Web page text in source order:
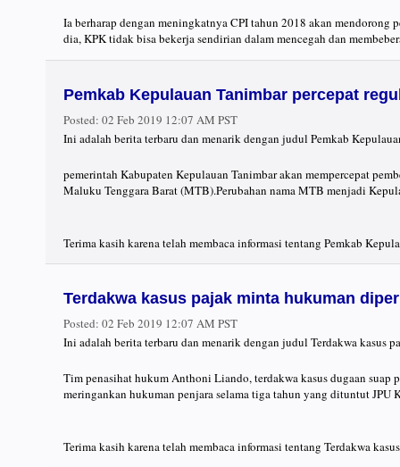
Ia berharap dengan meningkatnya CPI tahun 2018 akan
dia, KPK tidak bisa bekerja sendirian dalam mencegah dan
Pemkab Kepulauan Tanimbar percepat
Posted: 02 Feb 2019 12:07 AM PST
Ini adalah berita terbaru dan menarik dengan judul Pemkab
pemerintah Kabupaten Kepulauan Tanimbar akan mempercepat
Maluku Tenggara Barat (MTB).Perubahan nama MTB menjadi
Terima kasih karena telah membaca informasi tentang Pemkab
Terdakwa kasus pajak minta hukuman
Posted: 02 Feb 2019 12:07 AM PST
Ini adalah berita terbaru dan menarik dengan judul Terdakwa
Tim penasihat hukum Anthoni Liando, terdakwa kasus dugaan
meringankan hukuman penjara selama tiga tahun yang dituntut JPU
Terima kasih karena telah membaca informasi tentang Terdakwa